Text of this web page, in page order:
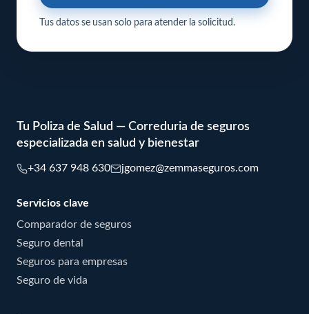
Tus datos se usan solo para atender la solicitud.
Tu Poliza de Salud — Correduria de seguros
especializada en salud y bienestar
+34 637 948 630 jgomez@zemmaseguros.com
Servicios clave
Comparador de seguros
Seguro dental
Seguros para empresas
Seguro de vida